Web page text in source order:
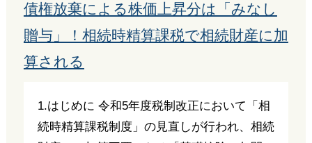
債権放棄による株価上昇分は「みなし
贈与」！相続時精算課税で相続財産に加
算される
1.はじめに 令和5年度税制改正において「相
続時精算課税制度」の見直しが行われ、相続